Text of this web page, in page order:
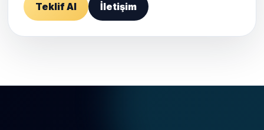
Teklif Al İletişim